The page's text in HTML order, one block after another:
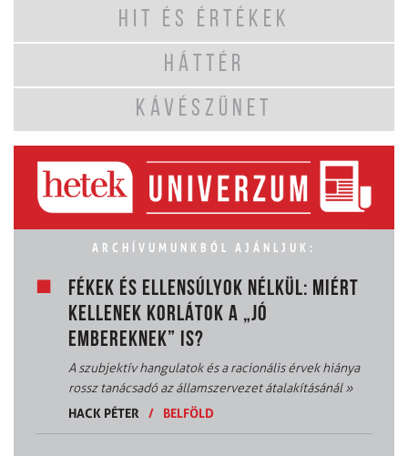
HIT ÉS ÉRTÉKEK
HÁTTÉR
KÁVÉSZÜNET
ARCHÍVUMUNKBÓL AJÁNLJUK:
FÉKEK ÉS ELLENSÚLYOK NÉLKÜL: MIÉRT
KELLENEK KORLÁTOK A „JÓ
EMBEREKNEK” IS?
A szubjektív hangulatok és a racionális érvek hiánya
rossz tanácsadó az államszervezet átalakításánál»
HACK PÉTER
/ BELFÖLD